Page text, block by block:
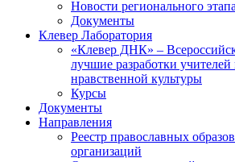
Новости регионального этапа
Документы
Клевер Лаборатория
«Клевер ДНК» –
лучшие разработки
нравственной культуры
Курсы
Документы
Направления
Реестр православных
организаций